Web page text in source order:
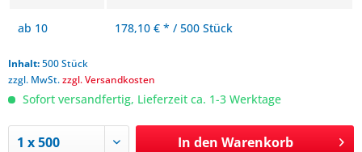
ab 10 178,10 € * / 500 Stück
Inhalt:500 Stück
zzgl. MwSt.zzgl. Versandkosten
Sofort versandfertig, Lieferzeit ca. 1-3 Werktage
In den Warenkorb